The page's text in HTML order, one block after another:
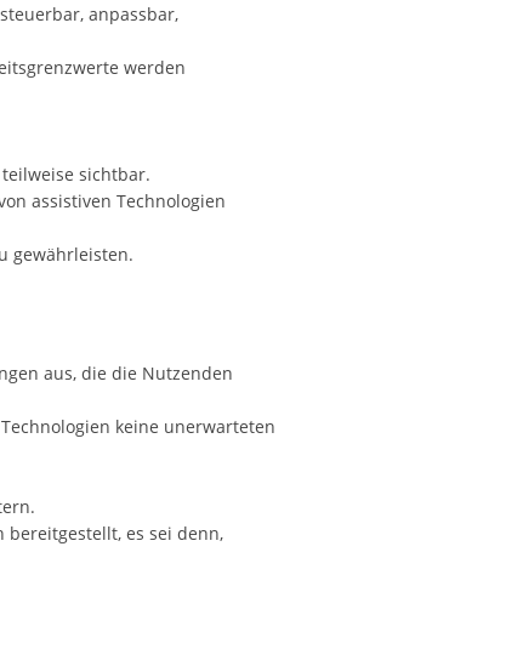
anpassbar,
werden
sichtbar.
assistiven Technologien
gewährleisten.
aus, die die Nutzenden
keine unerwarteten
es sei denn,